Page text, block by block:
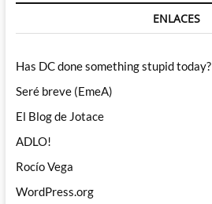
ENLACES
Has DC done something stupid today?
Seré breve (EmeA)
El Blog de Jotace
ADLO!
Rocío Vega
WordPress.org